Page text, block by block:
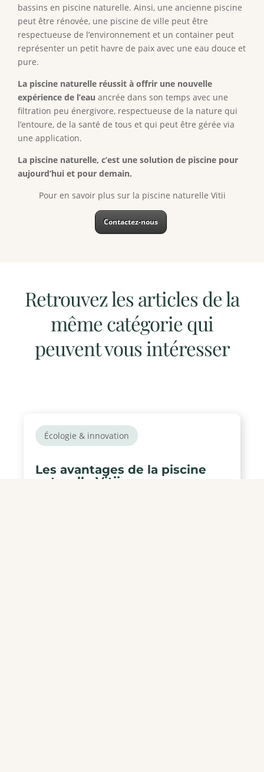
bassins en piscine naturelle. Ainsi, une ancienne piscine
peut être rénovée, une piscine de ville peut être
respectueuse de l’environnement et un container peut
représenter un petit havre de paix avec une eau douce et
pure.
La piscine naturelle réussit à offrir une nouvelle
expérience de l’eau ancrée dans son temps avec une
filtration peu énergivore, respectueuse de la nature qui
l’entoure, de la santé de tous et qui peut être gérée via
une application.
La piscine naturelle, c’est une solution de piscine pour
aujourd’hui et pour demain.
Pour en savoir plus sur la piscine naturelle Vitii
Contactez-nous
Retrouvez les articles de la
même catégorie qui
peuvent vous intéresser
Écologie & innovation
Les avantages de la piscine
naturelle Vitii